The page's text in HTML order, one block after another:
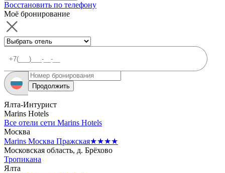
Восстановить по телефону
Моё бронирование
Продолжить
Ялта-Интурист
Marins Hotels
Все отели сети Marins Hotels
Москва
Marins Москва Пражская★★★★
Московская область, д. Брёхово
Тропикана
Ялта